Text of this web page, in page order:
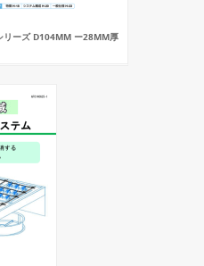
リーズ D104MM ー28MM厚